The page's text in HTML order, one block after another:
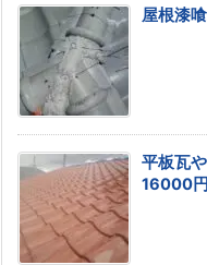
屋根漆
平板瓦
16000